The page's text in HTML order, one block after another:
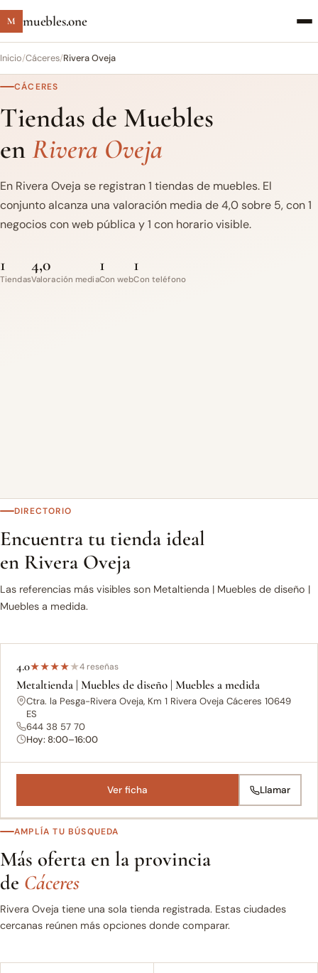
M muebles.one
Inicio/Cáceres/Rivera Oveja
CÁCERES
Tiendas de Muebles
enRivera Oveja
En Rivera Oveja se registran 1 tiendas de muebles. El
conjunto alcanza una valoración media de 4,0 sobre 5, con 1
negocios con web pública y 1 con horario visible.
1
Tiendas
4,0
Valoración media
1
Con web
1
Con teléfono
DIRECTORIO
Encuentra tu tienda ideal
en Rivera Oveja
Las referencias más visibles son Metaltienda | Muebles de diseño |
Muebles a medida.
4.0★★★★★4 reseñas
Metaltienda | Muebles de diseño | Muebles a medida
Ctra. la Pesga-Rivera Oveja, Km 1 Rivera Oveja Cáceres 10649
ES
644 38 57 70
Hoy: 8:00–16:00
Ver ficha Llamar
AMPLÍA TU BÚSQUEDA
Más oferta en la provincia
de Cáceres
Rivera Oveja tiene una sola tienda registrada. Estas ciudades
cercanas reúnen más opciones donde comparar.